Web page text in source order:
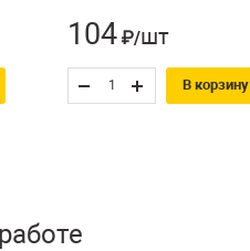
104 ₽/шт
В корзину